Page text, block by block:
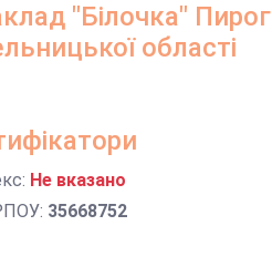
"Білочка"
області
Не вказано
35668752